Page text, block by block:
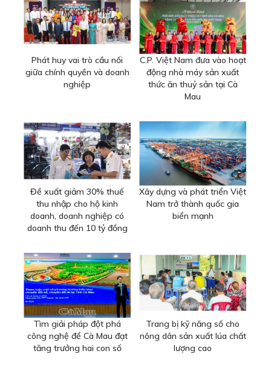
Phát huy vai trò cầu nối
giữa chính quyền và doanh
nghiệp
C.P. Việt Nam đưa vào hoạt
động nhà máy sản xuất
thức ăn thuỷ sản tại Cà
Mau
Đề xuất giảm 30% thuế
thu nhập cho hộ kinh
doanh, doanh nghiệp có
doanh thu đến 10 tỷ đồng
Xây dựng và phát triển Việt
Nam trở thành quốc gia
biển mạnh
Tìm giải pháp đột phá
công nghệ để Cà Mau đạt
tăng trưởng hai con số
Trang bị kỹ năng số cho
nông dân sản xuất lúa chất
lượng cao